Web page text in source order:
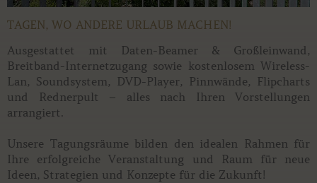
TAGEN, WO ANDERE URLAUB MACHEN!
Ausgestattet mit Daten-Beamer & Großleinwand,
Breitband-Internetzugang sowie kostenlosem Wireless-
Lan, Soundsystem, DVD-Player, Pinnwände, Flipcharts
und Rednerpult – alles nach Ihren Vorstellungen
arrangiert.
Unsere Tagungsräume bilden den idealen Rahmen für
Ihre erfolgreiche Veranstaltung und Raum für neue
Ideen, Strategien und Konzepte für die Zukunft!